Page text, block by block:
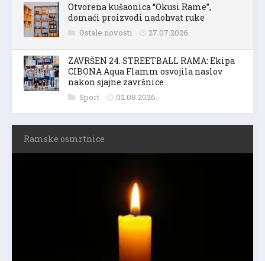
Otvorena kušaonica “Okusi Rame”,
domaći proizvodi nadohvat ruke
Ostale novosti 27.07.2026.
ZAVRŠEN 24. STREETBALL RAMA: Ekipa
CIBONA Aqua Flamm osvojila naslov
nakon sjajne završnice
Sport 02.08.2026.
Ramske osmrtnice